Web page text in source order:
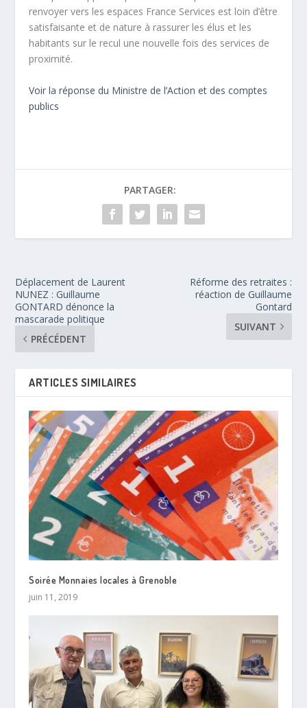
renvoyer vers les espaces France Services est loin d’être
satisfaisante et de nature à rassurer les élus et les
habitants sur le recul une nouvelle fois des services de
proximité.
Voir la réponse du Ministre de l’Action et des comptes
publics
PARTAGER:
Déplacement de Laurent
NUNEZ : Guillaume
GONTARD dénonce la
mascarade politique
PRÉCÉDENT
Réforme des retraites :
réaction de Guillaume
Gontard
SUIVANT
ARTICLES SIMILAIRES
Soirée Monnaies locales à Grenoble
juin 11, 2019